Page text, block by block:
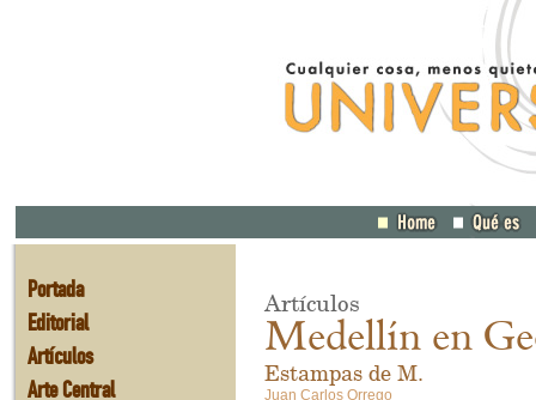
Portada
Editorial
Artículos
Arte Central
Artículos
Medellín en
Estampas de M.
Juan Carlos Orrego